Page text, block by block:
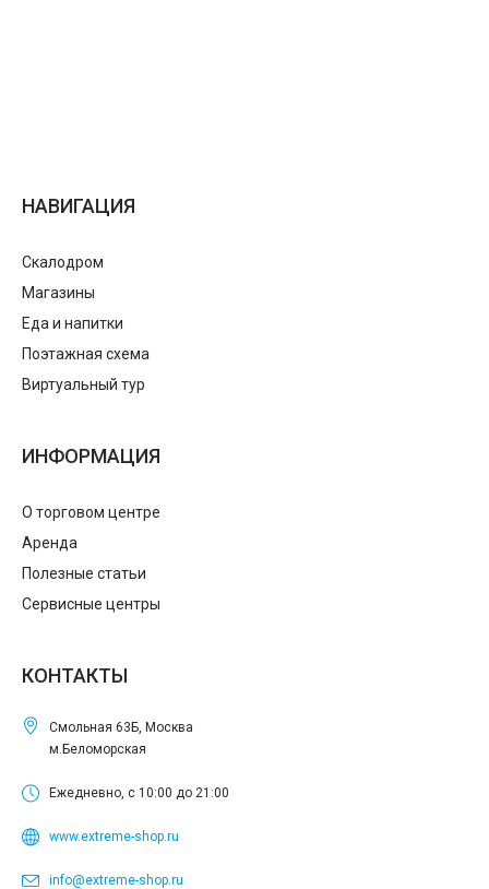
НАВИГАЦИЯ
Скалодром
Магазины
Еда и напитки
Поэтажная схема
Виртуальный тур
ИНФОРМАЦИЯ
О торговом центре
Аренда
Полезные статьи
Сервисные центры
КОНТАКТЫ
Смольная 63Б, Москва
м.Беломорская
Ежедневно, с 10:00 до 21:00
www.extreme-shop.ru
info@extreme-shop.ru